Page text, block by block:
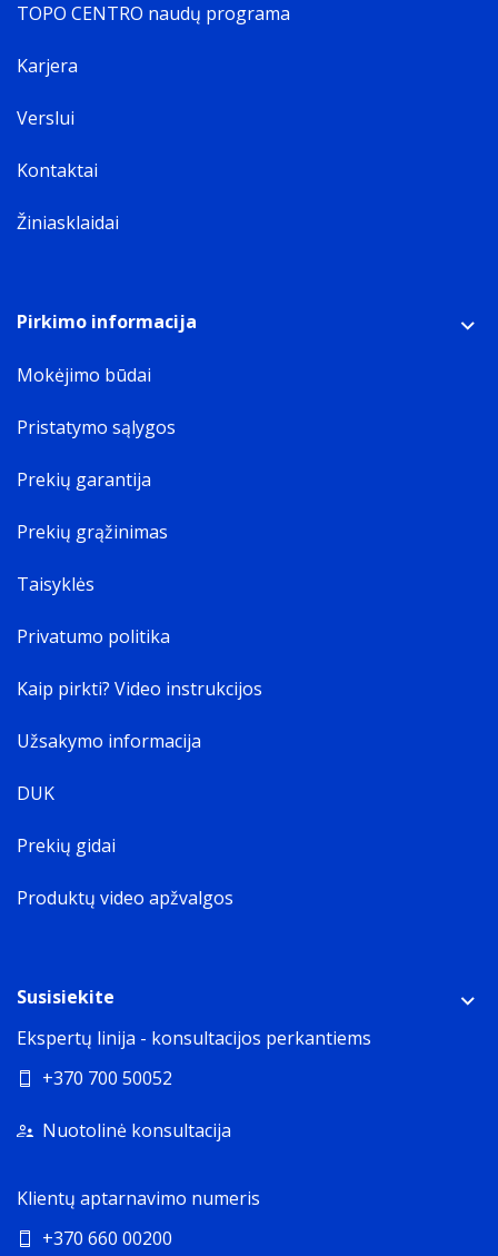
TOPO CENTRO naudų programa
Karjera
Verslui
Kontaktai
Žiniasklaidai
Pirkimo informacija
Mokėjimo būdai
Pristatymo sąlygos
Prekių garantija
Prekių grąžinimas
Taisyklės
Privatumo politika
Kaip pirkti? Video instrukcijos
Užsakymo informacija
DUK
Prekių gidai
Produktų video apžvalgos
Susisiekite
Ekspertų linija - konsultacijos perkantiems
+370 700 50052
Nuotolinė konsultacija
Klientų aptarnavimo numeris
+370 660 00200